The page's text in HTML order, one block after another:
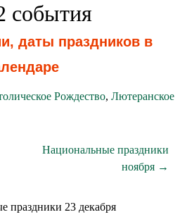
события
даты праздников в
Рождество, Лютеранское
Национальные праздники
ноября →
праздники 23 декабря